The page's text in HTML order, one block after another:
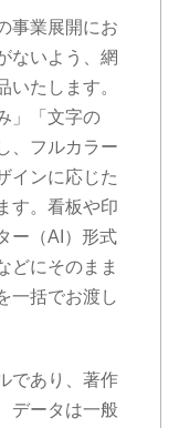
事業展開にお
ないよう、網
いたします。
」「文字の
、フルカラー
インに応じた
す。看板や印
ー（AI）形式
どにそのまま
一括でお渡し
であり、著作
データは一般